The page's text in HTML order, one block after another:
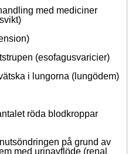
med mediciner
(esofagusvaricier)
i lungorna (lungödem)
röda blodkroppar
på grund av
med urinavflöde (renal